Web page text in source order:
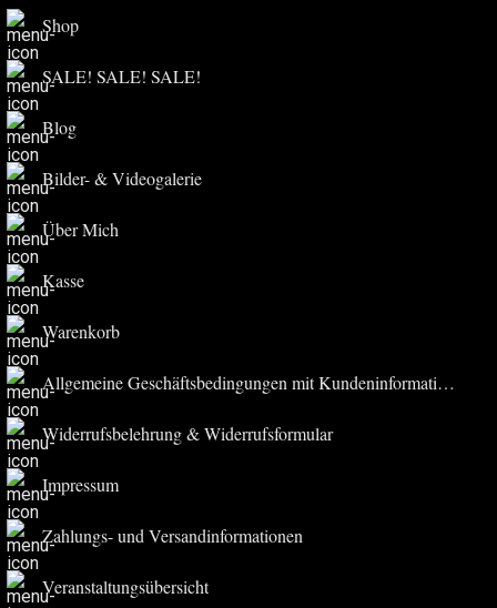
Shop
SALE! SALE! SALE!
Blog
Bilder- & Videogalerie
Über Mich
Kasse
Warenkorb
Allgemeine Geschäftsbedingungen mit Kundeninformationen
Widerrufsbelehrung & Widerrufsformular
Impressum
Zahlungs- und Versandinformationen
Veranstaltungsübersicht